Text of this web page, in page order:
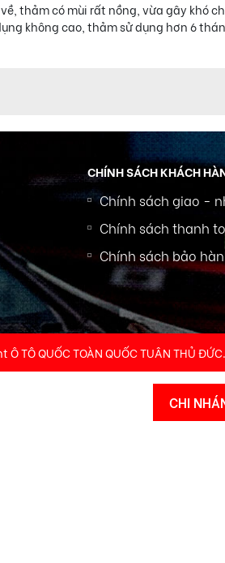
thảm có mùi rất nồng, vừa gây khó
không cao, thảm sử dụng hơn 6
CHÍNH SÁCH KHÁCH
Chính sách giao -
Chính sách thanh
Chính sách bảo
TÔ QUỐC TOÀN QUỐC TUÂN THỦ ĐỨC.
CHI